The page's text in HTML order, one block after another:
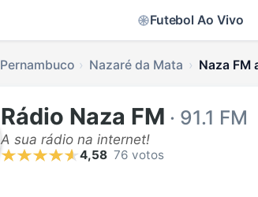
Futebol Ao Vivo
Pernambuco Nazaré da Mata Naza FM
Rádio Naza FM · 91.1 FM
A sua rádio na internet!
4,58 76 votos